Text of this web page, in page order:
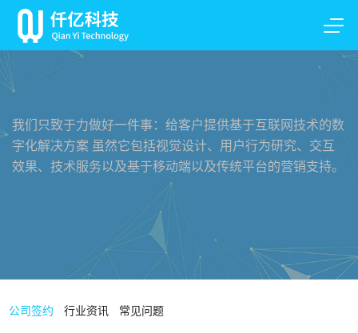
我们只致于力做好一件事：给客户提供基于互联网技术的数
字化解决方案 虽然它包括视觉设计、用户行为研究、交互
效果、技术服务以及基于移动端以及传统平台的营销支持。
公司签约 行业资讯 常见问题